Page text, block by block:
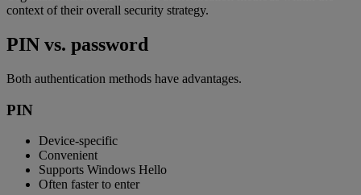
context of their overall security strategy.
PIN vs. password
Both authentication methods have advantages.
PIN
Device-specific
Convenient
Supports Windows Hello
Often faster to enter